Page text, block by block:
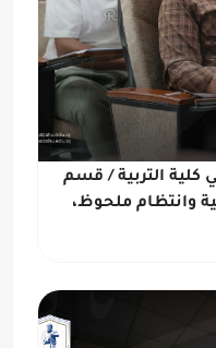
كلية التربية / قسم
وانتظام ملحوظ،